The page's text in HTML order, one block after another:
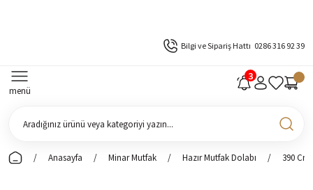
Bilgi ve Sipariş Hattı 0286 316 92 39
menü
Anasayfa Minar Mutfak Hazır Mutfak Dolabı 390 Cm